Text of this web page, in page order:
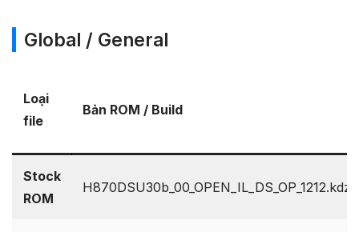
Global / General
Loại
file
Bản ROM / Build
Stock
ROM
H870DSU30b_00_OPEN_IL_DS_OP_1212.kdz